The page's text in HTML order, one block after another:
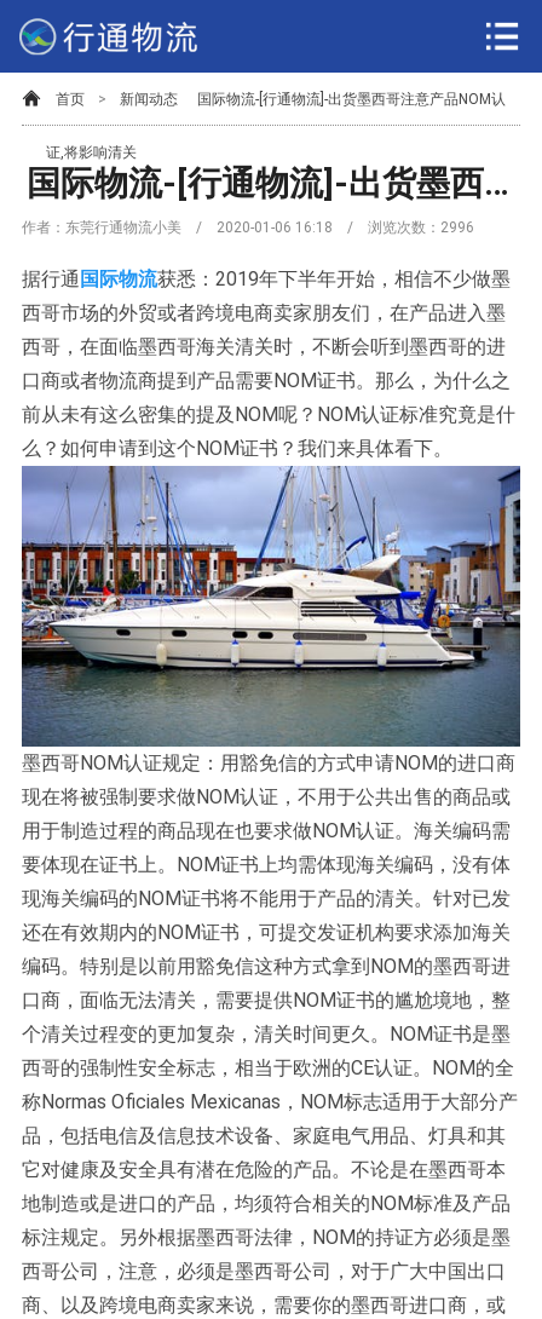
首页 > 新闻动态 国际物流-[行通物流]-出货墨西哥注意产品NOM认
证,将影响清关
国际物流-[行通物流]-出货墨西哥注意产品NOM认证,将影响清关
作者：东莞行通物流小美 / 2020-01-06 16:18 / 浏览次数： 2996
据行通 国际物流获悉：2019年下半年开始，相信不少做墨
西哥市场的外贸或者跨境电商卖家朋友们，在产品进入墨
西哥，在面临墨西哥海关清关时，不断会听到墨西哥的进
口商或者物流商提到产品需要NOM证书。那么，为什么之
前从未有这么密集的提及NOM呢？NOM认证标准究竟是什
么？如何申请到这个NOM证书？我们来具体看下。
墨西哥NOM认证规定：用豁免信的方式申请NOM的进口商
现在将被强制要求做NOM认证，不用于公共出售的商品或
用于制造过程的商品现在也要求做NOM认证。海关编码需
要体现在证书上。NOM证书上均需体现海关编码，没有体
现海关编码的NOM证书将不能用于产品的清关。针对已发
还在有效期内的NOM证书，可提交发证机构要求添加海关
编码。特别是以前用豁免信这种方式拿到NOM的墨西哥进
口商，面临无法清关，需要提供NOM证书的尴尬境地，整
个清关过程变的更加复杂，清关时间更久。NOM证书是墨
西哥的强制性安全标志，相当于欧洲的CE认证。NOM的全
称Normas Oficiales Mexicanas，NOM标志适用于大部分产
品，包括电信及信息技术设备、家庭电气用品、灯具和其
它对健康及安全具有潜在危险的产品。不论是在墨西哥本
地制造或是进口的产品，均须符合相关的NOM标准及产品
标注规定。另外根据墨西哥法律，NOM的持证方必须是墨
西哥公司，注意，必须是墨西哥公司，对于广大中国出口
商、以及跨境电商卖家来说，需要你的墨西哥进口商，或